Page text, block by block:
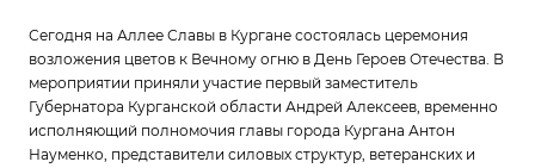
Сегодня на Аллее Славы в Кургане состоялась церемония
возложения цветов к Вечному огню в День Героев Отечества. В
мероприятии приняли участие первый заместитель
Губернатора Курганской области Андрей Алексеев, временно
исполняющий полномочия главы города Кургана Антон
Науменко, представители силовых структур, ветеранских и